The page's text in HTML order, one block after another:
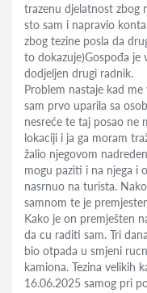
trazenu djelatnost zbog
sto sam i napravio
zbog tezine posla da
to dokazuje)Gospođa
dodjeljen drugi radnik.
Problem nastaje kad
sam prvo uparila sa
nesreće te taj posao ne
lokaciji i ja ga moram
žalio njegovom
mogu paziti i na njega i
nasrnuo na turista.
samnom te je
Kako je on premješten
da cu raditi sam. Tri
bio otpada u smjeni
kamiona. Tezina velikih
16.06.2025 samog pri